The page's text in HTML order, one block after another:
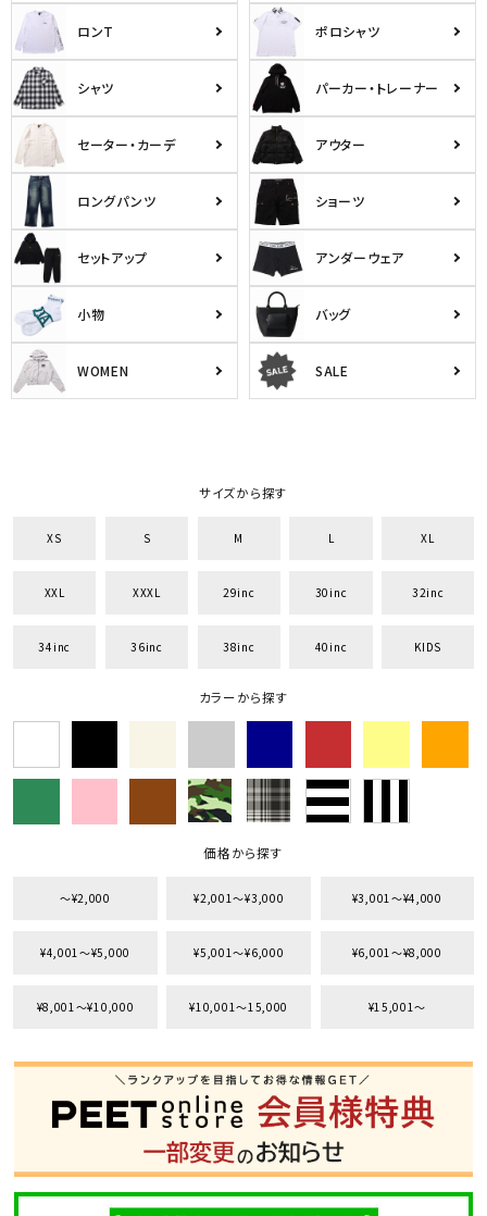
ロンT ポロシャツ
シャツ パーカー・トレーナー
セーター・カーデ アウター
ロングパンツ ショーツ
セットアップ アンダーウェア
小物 バッグ
WOMEN SALE
サイズから探す
XS S M L XL
XXL XXXL 29inc 30inc 32inc
34inc 36inc 38inc 40inc KIDS
カラーから探す
価格から探す
〜¥2,000 ¥2,001〜¥3,000 ¥3,001〜¥4,000
¥4,001〜¥5,000 ¥5,001〜¥6,000 ¥6,001〜¥8,000
¥8,001〜¥10,000 ¥10,001〜15,000 ¥15,001〜